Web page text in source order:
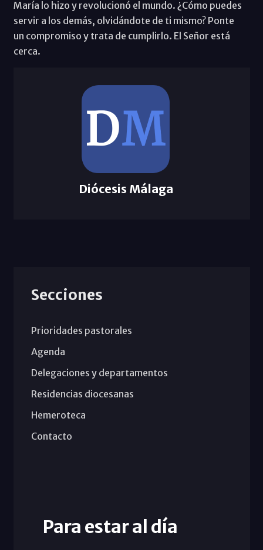
María lo hizo y revolucionó el mundo. ¿Cómo puedes
servir a los demás, olvidándote de ti mismo? Ponte
un compromiso y trata de cumplirlo. El Señor está
cerca.
Diócesis Málaga
Secciones
Prioridades pastorales
Agenda
Delegaciones y departamentos
Residencias diocesanas
Hemeroteca
Contacto
Para estar al día